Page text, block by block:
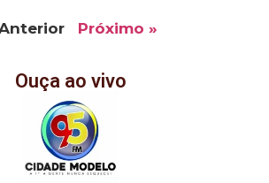
Próximo »
Ouça ao vivo